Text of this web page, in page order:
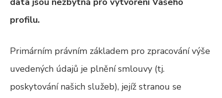
profilu.
Primárním právním základem pro zpracování výše
uvedených údajů je plnění smlouvy (tj.
poskytování našich služeb), jejíž stranou se